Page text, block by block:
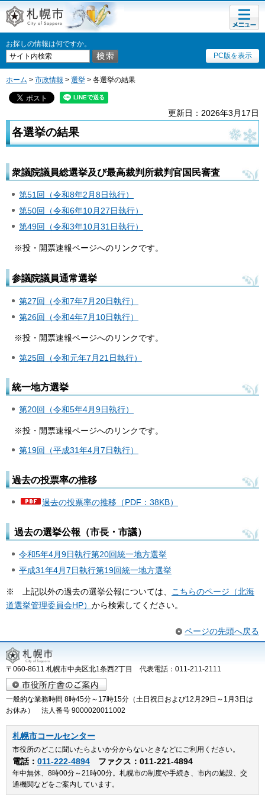
札幌市
お探しの情報は何ですか。
PC版を表示
メニュ
ー
ホーム > 市政情報 > 選挙 > 各選挙の結果
更新日：2026年3月17日
各選挙の結果
衆議院議員総選挙及び最高裁判所裁判官国民審査
第51回（令和8年2月8日執行）
第50回（令和6年10月27日執行）
第49回（令和3年10月31日執行）
※投・開票速報ページへのリンクです。
参議院議員通常選挙
第27回（令和7年7月20日執行）
第26回（令和4年7月10日執行）
※投・開票速報ページへのリンクです。
第25回（令和元年7月21日執行）
統一地方選挙
第20回（令和5年4月9日執行）
※投・開票速報ページへのリンクです。
第19回（平成31年4月7日執行）
過去の投票率の推移
過去の投票率の推移（PDF：38KB）
過去の選挙公報（市長・市議）
令和5年4月9日執行第20回統一地方選挙
平成31年4月7日執行第19回統一地方選挙
※ 上記以外の過去の選挙公報については、
こちらのページ（北海
道選挙管理委員会HP） から検索してください。
ページの先頭へ戻る
〒060-8611 札幌市中央区北1条西2丁目 代表電話：011-211-2111
一般的な業務時間 8時45分～17時15分（土日祝日および12月29日～1月3日は
お休み） 法人番号 9000020011002
札幌市コールセンター
市役所のどこに聞いたらよいか分からないときなどにご利用ください。
電話： 011-222-4894 ファクス：011-221-4894
年中無休、8時00分～21時00分。札幌市の制度や手続き、市内の施設、交
通機関などをご案内しています。